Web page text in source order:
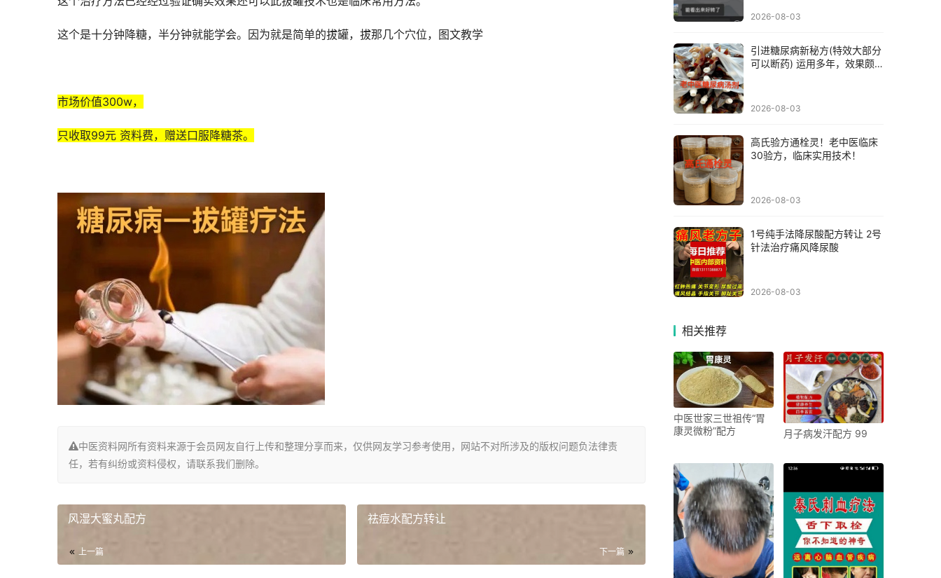
这个是十分钟降糖，半分钟就能学会。因为就是简单的拔罐，拔那几个穴位，图文教学
市场价值300w，
只收取99元 资料费，赠送口服降糖茶。
中医资料网所有资料来源于会员网友自行上传和整理分享而来，仅供网友学习参考使用，网站不对所涉及的版权问题负法律责
任，若有纠纷或资料侵权，请联系我们删除。
风湿大蜜丸配方
上一篇
祛痘水配方转让
下一篇
2026-08-03
引进糖尿病新秘方(特效大部分
可以断药) 运用多年，效果颇
2026-08-03
高氏验方通栓灵！老中医临床
30验方，临床实用技术！
2026-08-03
1号纯手法降尿酸配方转让 2号
针法治疗痛风降尿酸
2026-08-03
相关推荐
中医世家三世祖传“胃
康灵微粉”配方
月子病发汗配方 99